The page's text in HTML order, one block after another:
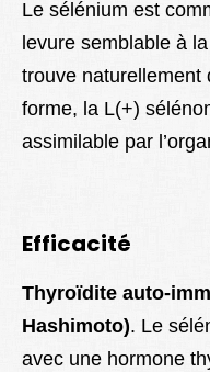
Le sélénium est
levure semblable à
trouve naturellement
forme, la L(+)
assimilable par
Efficacité
Thyroïdite auto-
Hashimoto). Le
avec une hormone